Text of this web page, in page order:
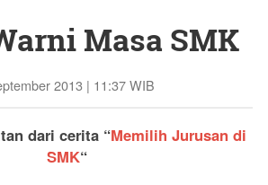
Masa SMK
2013 | 11:37 WIB
dari cerita “Memilih Jurusan di
SMK“